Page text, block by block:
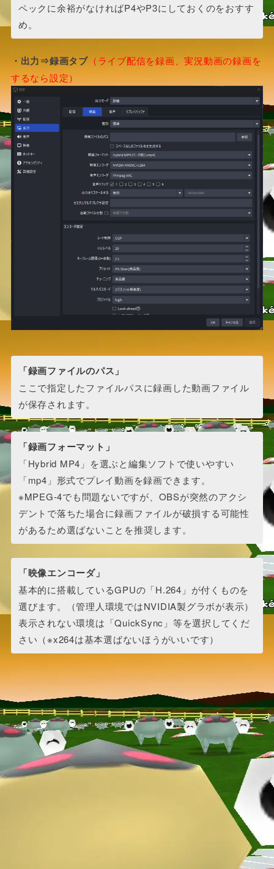
ペックに余裕がなければP4やP3にしておくのをおすす
め。
・出力⇒録画タブ（ライブ配信を録画、実況動画の録画を
するなら設定）
「録画ファイルのパス」
ここで指定したファイルパスに録画した動画ファイル
が保存されます。
「録画フォーマット」
「Hybrid MP4」を選ぶと編集ソフトで使いやすい
「mp4」形式でプレイ動画を録画できます。
※MPEG-4でも問題ないですが、OBSが突然のアクシ
デントで落ちた場合に録画ファイルが破損する可能性
があるため選ばないことを推奨します。
「映像エンコーダ」
基本的に搭載しているGPUの「H.264」が付くものを
選びます。（管理人環境ではNVIDIA製グラボが表示）
表示されない環境は「QuickSync」等を選択してくだ
さい（※x264は基本選ばないほうがいいです）